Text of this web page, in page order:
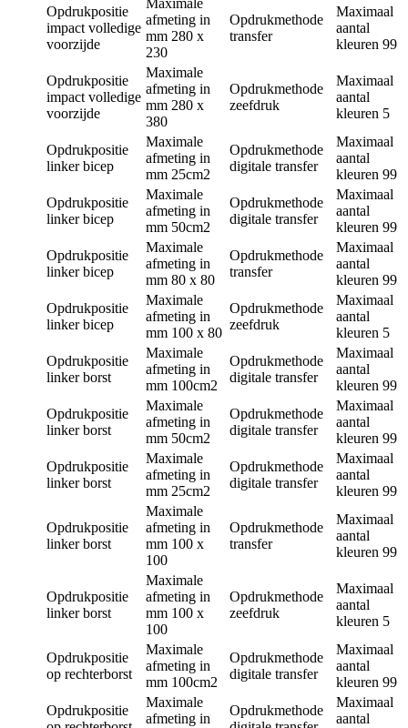
Opdrukpositie
impact volledige
voorzijde
afmeting in
mm 280 x
230
Opdrukmethode
transfer
Maximaal
aantal
kleuren 99
Opdrukpositie
impact volledige
voorzijde
Maximale
afmeting in
mm 280 x
380
Opdrukmethode
zeefdruk
Maximaal
aantal
kleuren 5
Opdrukpositie
linker bicep
Maximale
afmeting in
mm 25cm2
Opdrukmethode
digitale transfer
Maximaal
aantal
kleuren 99
Opdrukpositie
linker bicep
Maximale
afmeting in
mm 50cm2
Opdrukmethode
digitale transfer
Maximaal
aantal
kleuren 99
Opdrukpositie
linker bicep
Maximale
afmeting in
mm 80 x 80
Opdrukmethode
transfer
Maximaal
aantal
kleuren 99
Opdrukpositie
linker bicep
Maximale
afmeting in
mm 100 x 80
Opdrukmethode
zeefdruk
Maximaal
aantal
kleuren 5
Opdrukpositie
linker borst
Maximale
afmeting in
mm 100cm2
Opdrukmethode
digitale transfer
Maximaal
aantal
kleuren 99
Opdrukpositie
linker borst
Maximale
afmeting in
mm 50cm2
Opdrukmethode
digitale transfer
Maximaal
aantal
kleuren 99
Opdrukpositie
linker borst
Maximale
afmeting in
mm 25cm2
Opdrukmethode
digitale transfer
Maximaal
aantal
kleuren 99
Opdrukpositie
linker borst
Maximale
afmeting in
mm 100 x
100
Opdrukmethode
transfer
Maximaal
aantal
kleuren 99
Opdrukpositie
linker borst
Maximale
afmeting in
mm 100 x
100
Opdrukmethode
zeefdruk
Maximaal
aantal
kleuren 5
Opdrukpositie
op rechterborst
Maximale
afmeting in
mm 100cm2
Opdrukmethode
digitale transfer
Maximaal
aantal
kleuren 99
Opdrukpositie
Maximale
afmeting in
Opdrukmethode
Maximaal
aantal